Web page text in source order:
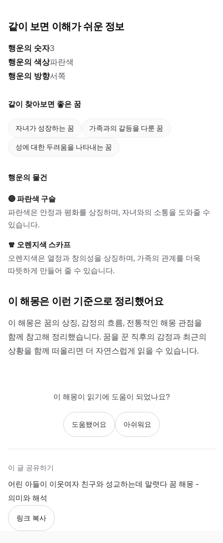
같이 보면 이해가 쉬운 정보
행운의 숫자3
행운의 색상파란색
행운의 방향서쪽
같이 찾아보면 좋은 꿈
자녀가 성장하는 꿈 가족과의 갈등을 다룬 꿈
성에 대한 두려움을 나타내는 꿈
행운의 물건
🔵파란색 구슬
파란색은 안정과 평화를 상징하며, 자녀와의 소통을 도와줄 수
있습니다.
🧣 오렌지색 스카프
오렌지색은 열정과 창의성을 상징하며, 가족의 관계를 더욱
따뜻하게 만들어 줄 수 있습니다.
이 해몽은 이런 기준으로 정리했어요
이 해몽은 꿈의 상징, 감정의 흐름, 전통적인 해몽 관점을
함께 참고해 정리했습니다. 꿈을 꾼 직후의 감정과 최근의
상황을 함께 떠올리면 더 자연스럽게 읽을 수 있습니다.
이 해몽이 읽기에 도움이 되었나요?
도움됐어요 아쉬워요
이 글 공유하기
어린 아들이 이웃여자 친구와 성교하는데 말렷다 꿈 해몽 -
의미와 해석
링크 복사